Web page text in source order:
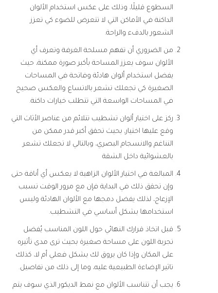
السطوع قليلًا، وذلك على عكس استخدام الألوان
الداكنة في الأماكن التي لا تتعرض للضوء كي تعزز
الشعور بالدفء والراحة.
من الضروري أن تفهم مسلحة الغرفة وتعرف أي
الألوان سوف يعزز المساحة بأكبر صورة ممكنة، حيث
يفضل استخدام ألوان هادئة وفاتحة في المساحات
الصغيرة كي تجعلك تشعر بالاتساع والعكس صحيح
في المساحات الواسعة التي تتطلب خيارات داكنة.
ركز على اختيار ألوان تشطيب تتلائم من عناصر الأثاث التي
وقع عليها اختيار، بحيث تحقق أكبر قدر ممكن من
التناغم والانسجام البصري، وبالتالي لا تجعلك تشعر
بالعشوائية داخل الشقة
المبالغة في اختيار الألوان الزاهية لا يعكس أي أناقة حتى
وإن تحقق ذلك في البداية فإن مع مرور الوقت تسبب
الإزعاج، لذلك يفضل دمجها مع الألوان الهادئة وليس
استخدامها بشكل أساسي في التشطيب.
قبل اتخاذ قرارك النهائي حول اللون المناسب يُفضل
تجربة اللون على مساحة صغيرة بحيث ترى مدى تأثيره
على المكان وإذا كان يروق لك بشكل فعلي أم لا، كذلك
تاثير الإضاءة الطبيعية عليه، وما إلى ذلك من تفاصيل.
يجب أن تتناسب الألوان مع نمط الديكور الذي سوف يتم